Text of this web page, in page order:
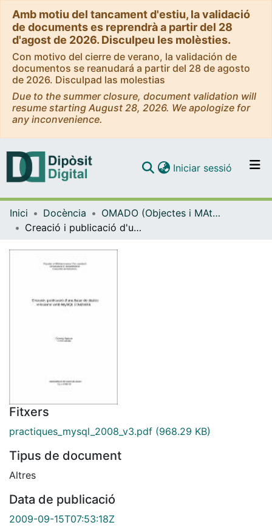
Amb motiu del tancament d'estiu, la validació
de documents es reprendrà a partir del 28
d'agost de 2026. Disculpeu les molèsties.
Con motivo del cierre de verano, la validación de
documentos se reanudará a partir del 28 de agosto
de 2026. Disculpad las molestias
Due to the summer closure, document validation will
resume starting August 28, 2026. We apologize for
any inconvenience.
Navega per tot el DD
Iniciar sessió (current)
Inici Docència
OMADO (Objectes i MAterials DOcents)
Creació i publicació d'una base de dades relacional amb MySQL i DaDaBik
Fitxers
practiques_mysql_2008_v3.pdf (968.29 KB)
Tipus de document
Altres
Data de publicació
2009-09-15T07:53:18Z